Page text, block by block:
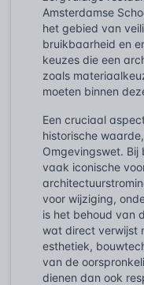
Amsterdamse
het gebied van
bruikbaarheid en
keuzes die een
zoals
moeten binnen
Een cruciaal
historische
Omgevingswet. Bij
vaak iconische
voor wijziging,
is het behoud van
wat direct verwijst
esthetiek,
van de
dienen dan ook